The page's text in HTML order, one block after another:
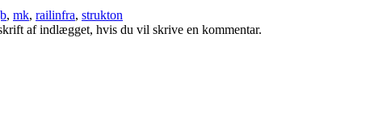
, mk, railinfra, strukton
af indlægget, hvis du vil skrive en kommentar.